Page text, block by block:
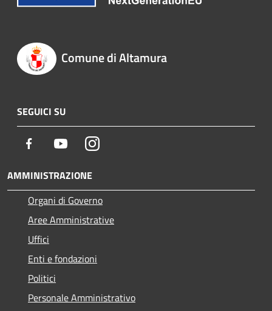
Comune di Altamura
SEGUICI SU
Facebook YoutubeInstagram
AMMINISTRAZIONE
Organi di Governo
Aree Amministrative
Uffici
Enti e fondazioni
Politici
Personale Amministrativo